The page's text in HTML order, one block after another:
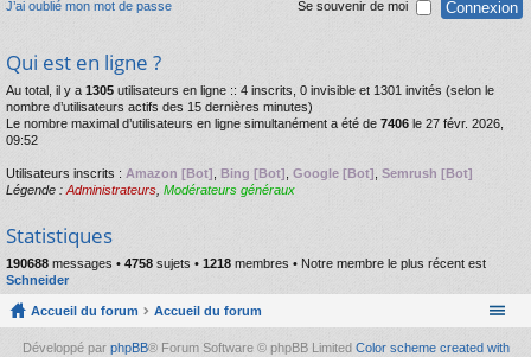
J’ai oublié mon mot de passe Se souvenir de moi
Qui est en ligne ?
Au total, il y a 1305 utilisateurs en ligne :: 4 inscrits, 0 invisible et 1301 invités (selon le
nombre d’utilisateurs actifs des 15 dernières minutes)
Le nombre maximal d’utilisateurs en ligne simultanément a été de 7406 le 27 févr. 2026,
09:52
Utilisateurs inscrits : Amazon [Bot] Bing [Bot] Google [Bot] Semrush [Bot]
Légende : Administrateurs Modérateurs généraux
Statistiques
190688 messages • 4758 sujets • 1218 membres • Notre membre le plus récent est
Schneider
Accueil du forum Accueil du forum
Développé par phpBB® Forum Software © phpBB Limited Color scheme created with